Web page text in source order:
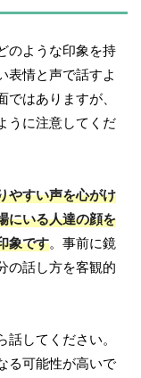
のような印象を持
表情と声で話すよ
はありますが、
うに注意してくだ
やすい声を心がけ
にいる人達の顔を
象です。事前に鏡
の話し方を客観的
してください。
る可能性が高いで